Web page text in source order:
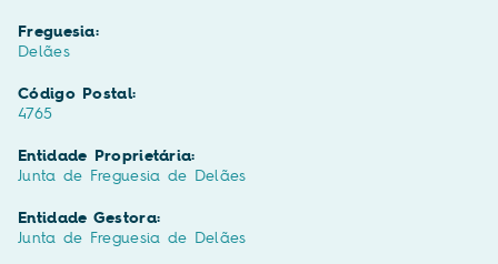
Freguesia:
Delães
Código Postal:
4765
Entidade Proprietária:
Junta de Freguesia de Delães
Entidade Gestora:
Junta de Freguesia de Delães